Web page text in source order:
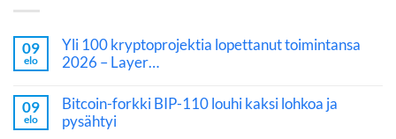
09
elo
Yli 100 kryptoprojektia lopettanut toimintansa
2026 – Layer…
09
elo
Bitcoin-forkki BIP-110 louhi kaksi lohkoa ja
pysähtyi